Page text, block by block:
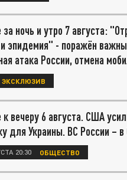
за ночь и утро 7 августа:
эпидемия" - поражён
атака России, отмена
ЭКСКЛЮЗИВ
к вечеру 6 августа. США
для Украины. ВС России – в
20:30 ОБЩЕСТВО